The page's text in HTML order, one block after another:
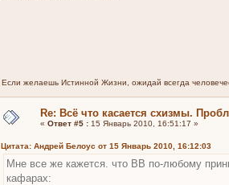
Если желаешь Истинной Жизни, ожидай всегда
Re: Всё что касается схизмы.
« Ответ #5 : 15 Январь 2010, 16:51:17 »
Цитата: Андрей Белоус от 15 Январь 2010, 16:12:03
Мне все же кажется. что ВВ по-любому
кафарах: